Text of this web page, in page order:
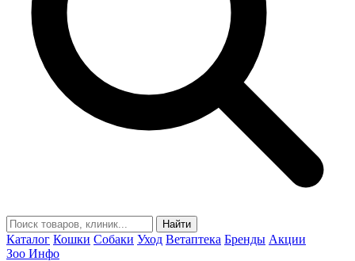
Найти
Каталог Кошки Собаки Уход Ветаптека Бренды Акции
Зоо Инфо